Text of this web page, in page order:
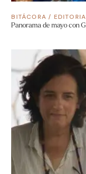
BITÁCORA /
Panorama de mayo con